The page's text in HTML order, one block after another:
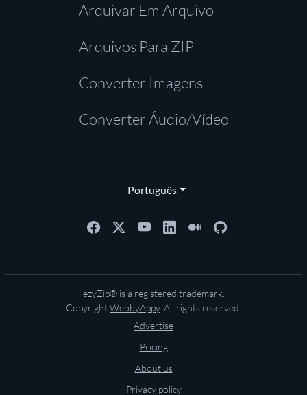
Arquivar Em Arquivo
Arquivos Para ZIP
Converter Imagens
Converter Áudio/Vídeo
Português
ezyZip® is a registered trademark.
CopyrightWebbyAppy. All rights reserved.
Advertise
Pricing
About us
Privacy policy